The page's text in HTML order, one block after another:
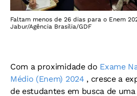
Faltam menos de 26 dias para o Enem
Jabur/Agência Brasília/GDF
Com a proximidade do Exame
Médio (Enem) 2024 , cresce a
de estudantes em busca de